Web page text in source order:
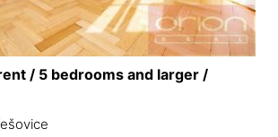
/ 5 bedrooms and larger /